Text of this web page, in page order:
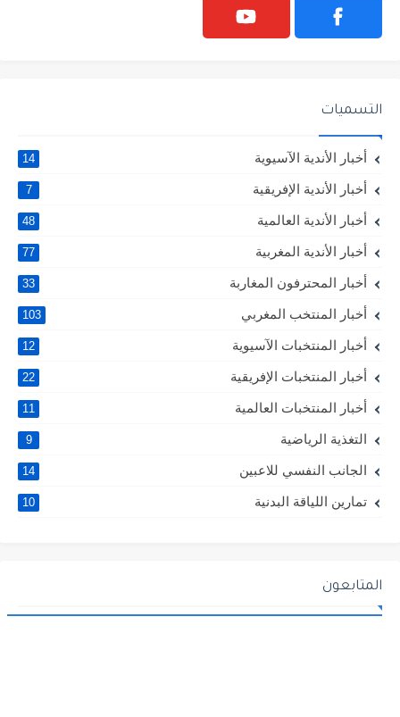
التسميات
أخبار الأندية الآسيوية 14
أخبار الأندية الإفريقية 7
أخبار الأندية العالمية 48
أخبار الأندية المغربية 77
أخبار المحترفون المغاربة 33
أخبار المنتخب المغربي 103
أخبار المنتخبات الآسيوية 12
أخبار المنتخبات الإفريقية 22
أخبار المنتخبات العالمية 11
التغذية الرياضية 9
الجانب النفسي للاعبين 14
تمارين اللياقة البدنية 10
المتابعون